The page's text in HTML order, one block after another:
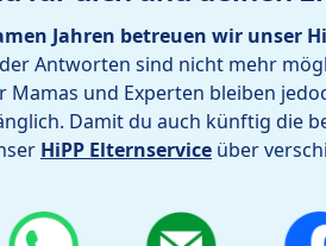
Jahren betreuen wir unser
Antworten sind nicht mehr
Mamas und Experten bleiben
Damit du auch künftig die
HiPP Elternservice über